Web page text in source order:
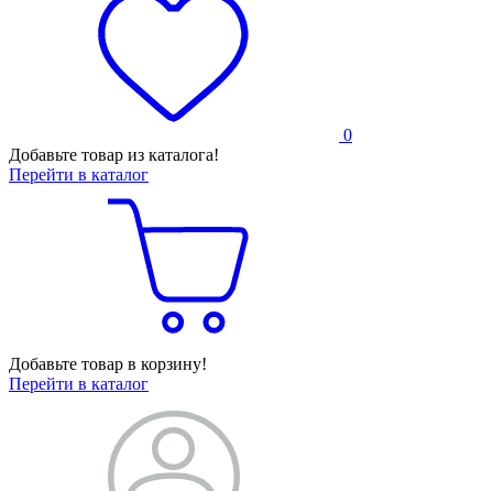
0
Добавьте товар из каталога!
Перейти в каталог
Добавьте товар в корзину!
Перейти в каталог